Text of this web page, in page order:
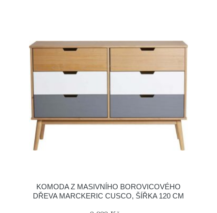
KOMODA Z MASIVNÍHO BOROVICOVÉHO
DŘEVA MARCKERIC CUSCO, ŠÍŘKA 120 CM